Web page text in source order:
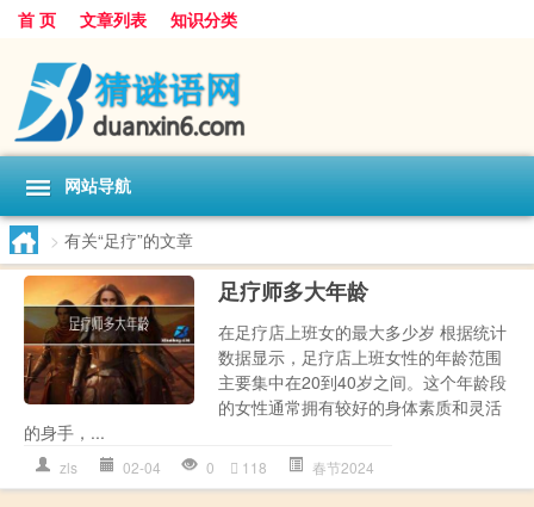
首 页 文章列表 知识分类
网站导航
> 有关“足疗”的文章
足疗师多大年龄
在足疗店上班女的最大多少岁 根据统计
数据显示，足疗店上班女性的年龄范围
主要集中在20到40岁之间。这个年龄段
的女性通常拥有较好的身体素质和灵活
的身手，...
zls 02-04 0 118 春节2024